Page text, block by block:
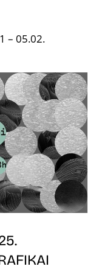
– 05.02.